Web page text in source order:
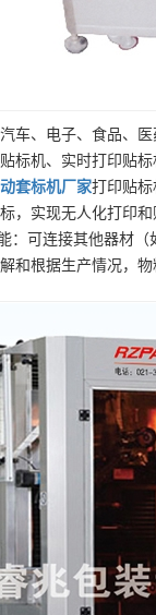
车、电子、食品、
标机、实时打印贴
套标机厂家打印贴标
，实现无人化打印
：可连接其他器材
和根据生产情况，物